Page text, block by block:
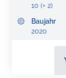
10 (+ 2)
Baujahr
2020